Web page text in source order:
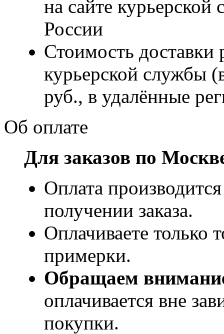
на сайте
России
Стоимость доставки
курьерской службы
руб., в удалённые
Об оплате
Для заказов по
Оплата
получении заказа.
Оплачиваете только
примерки.
Обращаем
оплачивается вне
покупки.